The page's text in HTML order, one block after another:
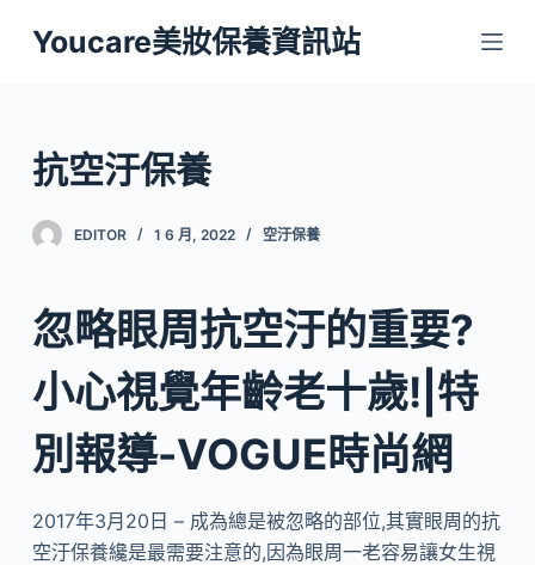
跳
至
內
容
Youcare美妝保養資訊站
抗空汙保養
EDITOR 1 6 月, 2022 空汙保養
忽略眼周抗空汙的重要?
小心視覺年齡老十歲!|特
別報導-VOGUE時尚網
2017年3月20日 – 成為總是被忽略的部位,其實眼周的抗
空汙保養纔是最需要注意的,因為眼周一老容易讓女生視